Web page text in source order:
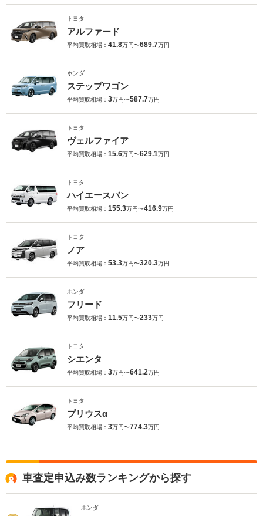
トヨタ
アルファード
平均買取相場： 41.8万円〜689.7万円
ホンダ
ステップワゴン
平均買取相場： 3万円〜587.7万円
トヨタ
ヴェルファイア
平均買取相場： 15.6万円〜629.1万円
トヨタ
ハイエースバン
平均買取相場： 155.3万円〜416.9万円
トヨタ
ノア
平均買取相場： 53.3万円〜320.3万円
ホンダ
フリード
平均買取相場： 11.5万円〜233万円
トヨタ
シエンタ
平均買取相場： 3万円〜641.2万円
トヨタ
プリウスα
平均買取相場： 3万円〜774.3万円
車査定申込み数ランキングから探す
ホンダ